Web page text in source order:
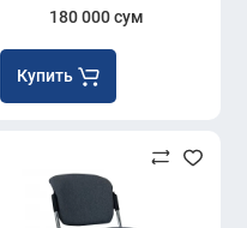
180 000 сум
Купить